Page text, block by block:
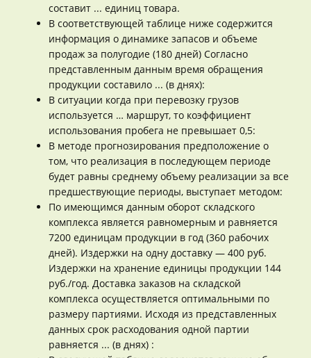
составит ... единиц товара.
В соответствующей таблице ниже содержится
информация о динамике запасов и объеме
продаж за полугодие (180 дней) Согласно
представленным данным время обращения
продукции составило ... (в днях):
В ситуации когда при перевозку грузов
используется … маршрут, то коэффициент
использования пробега не превышает 0,5:
В методе прогнозирования предположение о
том, что реализация в последующем периоде
будет равны среднему объему реализации за все
предшествующие периоды, выступает методом:
По имеющимся данным оборот складского
комплекса является равномерным и равняется
7200 единицам продукции в год (360 рабочих
дней). Издержки на одну доставку — 400 руб.
Издержки на хранение единицы продукции 144
руб./год. Доставка заказов на складской
комплекса осуществляется оптимальными по
размеру партиями. Исходя из представленных
данных срок расходования одной партии
равняется ... (в днях) :